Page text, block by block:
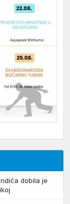
dobila je